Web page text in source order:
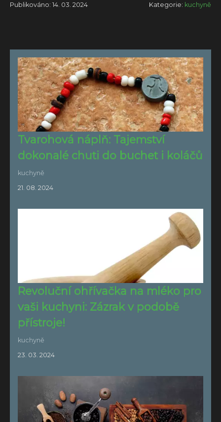
Publikováno: 14. 03. 2024 Kategorie: kuchyně
Tvarohová náplň: Tajemství
dokonalé chuti do buchet i koláčů
kuchyně
21. 08. 2024
Revoluční ohřívačka na mléko pro
vaši kuchyni: Zázrak v podobě
přístroje!
kuchyně
23. 03. 2024